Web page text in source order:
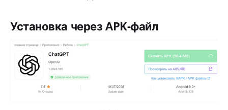
Установка через APK-файл